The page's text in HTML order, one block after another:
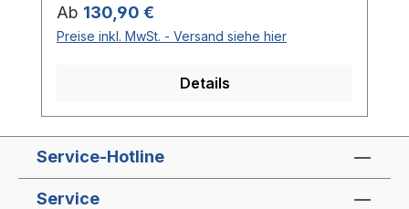
Regulärer Preis:
Ab 130,90 €
Preise inkl. MwSt. - Versand siehe hier
Details
Service-Hotline
Service